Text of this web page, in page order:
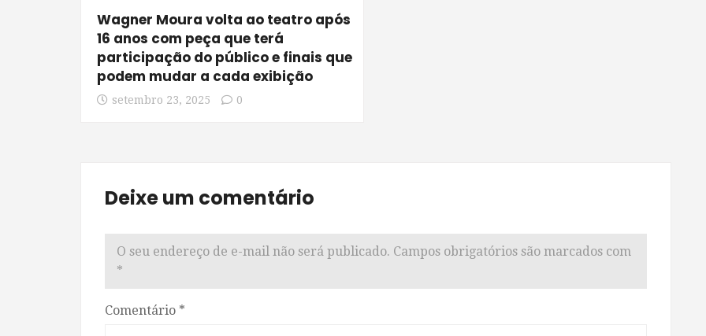
Wagner Moura volta ao teatro após
16 anos com peça que terá
participação do público e finais que
podem mudar a cada exibição
setembro 23, 2025 0
Deixe um comentário
O seu endereço de e-mail não será publicado. Campos obrigatórios são marcados com
*
Comentário *